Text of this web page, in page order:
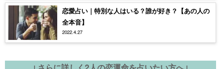
恋愛占い｜特別な人はいる？誰が好き？【あの人の
全本音】
2022.4.27